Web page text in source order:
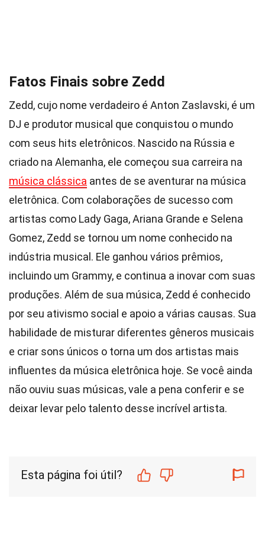
Fatos Finais sobre Zedd
Zedd, cujo nome verdadeiro é Anton Zaslavski, é um
DJ e produtor musical que conquistou o mundo
com seus hits eletrônicos. Nascido na Rússia e
criado na Alemanha, ele começou sua carreira na
música clássica antes de se aventurar na música
eletrônica. Com colaborações de sucesso com
artistas como Lady Gaga, Ariana Grande e Selena
Gomez, Zedd se tornou um nome conhecido na
indústria musical. Ele ganhou vários prêmios,
incluindo um Grammy, e continua a inovar com suas
produções. Além de sua música, Zedd é conhecido
por seu ativismo social e apoio a várias causas. Sua
habilidade de misturar diferentes gêneros musicais
e criar sons únicos o torna um dos artistas mais
influentes da música eletrônica hoje. Se você ainda
não ouviu suas músicas, vale a pena conferir e se
deixar levar pelo talento desse incrível artista.
Esta página foi útil?